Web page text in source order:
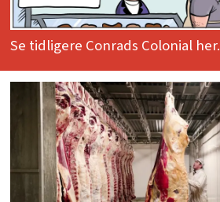
Se tidligere Conrads Colonial her.